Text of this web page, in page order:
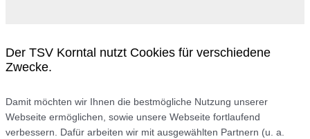
Der TSV Korntal nutzt Cookies für verschiedene
Zwecke.
Damit möchten wir Ihnen die bestmögliche Nutzung unserer
Webseite ermöglichen, sowie unsere Webseite fortlaufend
verbessern. Dafür arbeiten wir mit ausgewählten Partnern (u. a.